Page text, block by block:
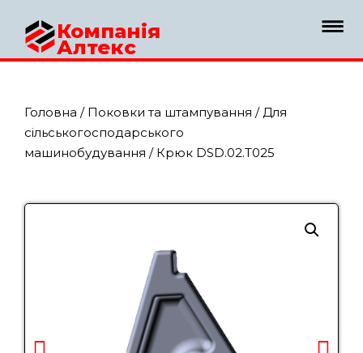
Компанія
Алтекс
Головна / Поковки та штампування /Для
сільськогосподарського
машинобудування / Крюк DSD.02.T025